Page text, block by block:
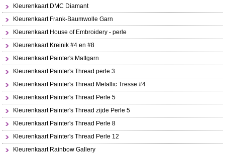
Kleurenkaart DMC Diamant
Kleurenkaart Frank-Baumwolle Garn
Kleurenkaart House of Embroidery - perle
Kleurenkaart Kreinik #4 en #8
Kleurenkaart Painter's Mattgarn
Kleurenkaart Painter's Thread perle 3
Kleurenkaart Painter's Thread Metallic Tresse #4
Kleurenkaart Painter's Thread Perle 5
Kleurenkaart Painter's Thread zijde Perle 5
Kleurenkaart Painter's Thread Perle 8
Kleurenkaart Painter's Thread Perle 12
Kleurenkaart Rainbow Gallery